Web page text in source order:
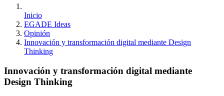
Inicio
EGADE Ideas
Opinión
Innovación y transformación digital mediante Design
Thinking
Innovación y transformación digital mediante
Design Thinking